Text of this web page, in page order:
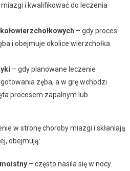
i kwalifikować do leczenia
– gdy proces
i obejmuje okolice wierzchołka
– gdy planowane leczenie
zęba, a w grę wchodzi
procesem zapalnym lub
w stronę choroby miazgi i skłaniają
obejmują:
– często nasila się w nocy.